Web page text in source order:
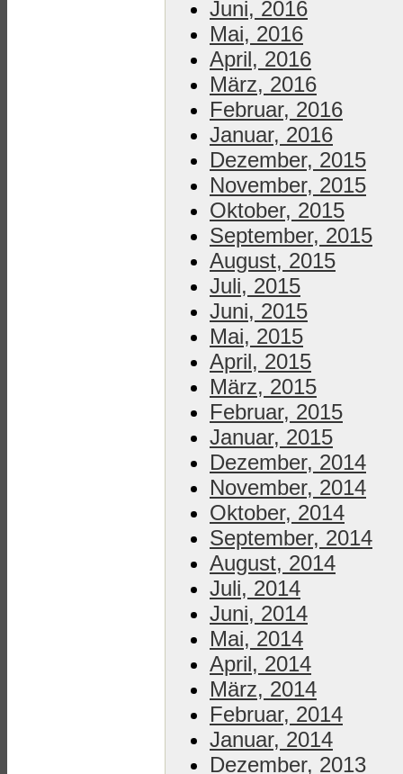
Juni, 2016
Mai, 2016
April, 2016
März, 2016
Februar, 2016
Januar, 2016
Dezember, 2015
November, 2015
Oktober, 2015
September, 2015
August, 2015
Juli, 2015
Juni, 2015
Mai, 2015
April, 2015
März, 2015
Februar, 2015
Januar, 2015
Dezember, 2014
November, 2014
Oktober, 2014
September, 2014
August, 2014
Juli, 2014
Juni, 2014
Mai, 2014
April, 2014
März, 2014
Februar, 2014
Januar, 2014
Dezember, 2013